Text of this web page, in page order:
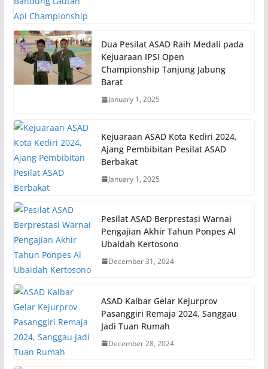
Dua Pesilat ASAD Raih Medali pada
Kejuaraan IPSI Open
Championship Tanjung Jabung
Barat
January 1, 2025
Kejuaraan ASAD Kota Kediri 2024,
Ajang Pembibitan Pesilat ASAD
Berbakat
January 1, 2025
Pesilat ASAD Berprestasi Warnai
Pengajian Akhir Tahun Ponpes Al
Ubaidah Kertosono
December 31, 2024
ASAD Kalbar Gelar Kejurprov
Pasanggiri Remaja 2024, Sanggau
Jadi Tuan Rumah
December 28, 2024